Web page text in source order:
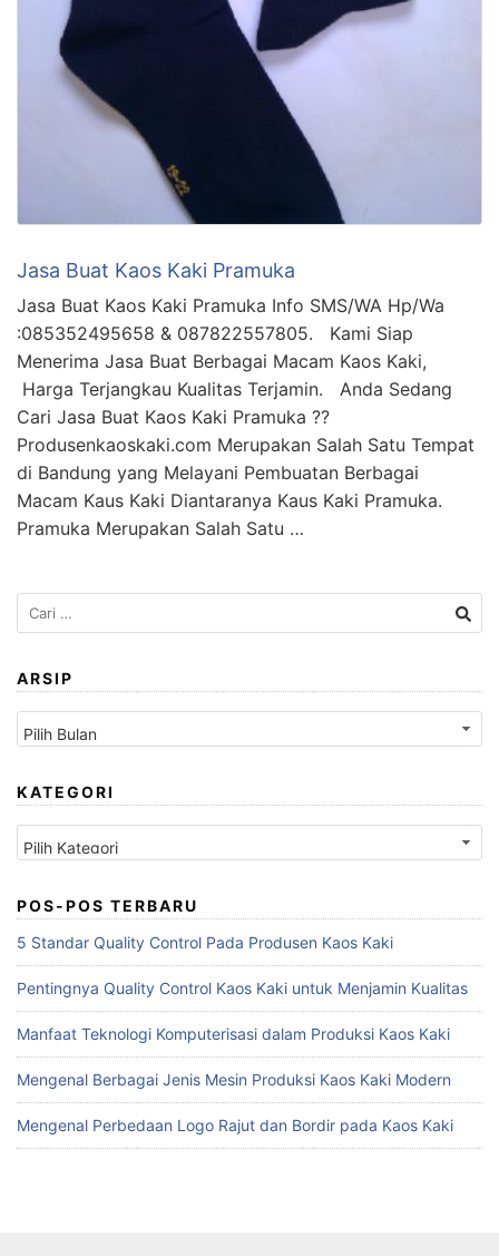
Jasa Buat Kaos Kaki Pramuka
Jasa Buat Kaos Kaki Pramuka Info SMS/WA Hp/Wa
:085352495658 & 087822557805. Kami Siap
Menerima Jasa Buat Berbagai Macam Kaos Kaki,
Harga Terjangkau Kualitas Terjamin. Anda Sedang
Cari Jasa Buat Kaos Kaki Pramuka ??
Produsenkaoskaki.com Merupakan Salah Satu Tempat
di Bandung yang Melayani Pembuatan Berbagai
Macam Kaus Kaki Diantaranya Kaus Kaki Pramuka.
Pramuka Merupakan Salah Satu …
Cari
untuk:
ARSIP
Arsip
KATEGORI
Kategori
POS-POS TERBARU
5 Standar Quality Control Pada Produsen Kaos Kaki
Pentingnya Quality Control Kaos Kaki untuk Menjamin Kualitas
Manfaat Teknologi Komputerisasi dalam Produksi Kaos Kaki
Mengenal Berbagai Jenis Mesin Produksi Kaos Kaki Modern
Mengenal Perbedaan Logo Rajut dan Bordir pada Kaos Kaki